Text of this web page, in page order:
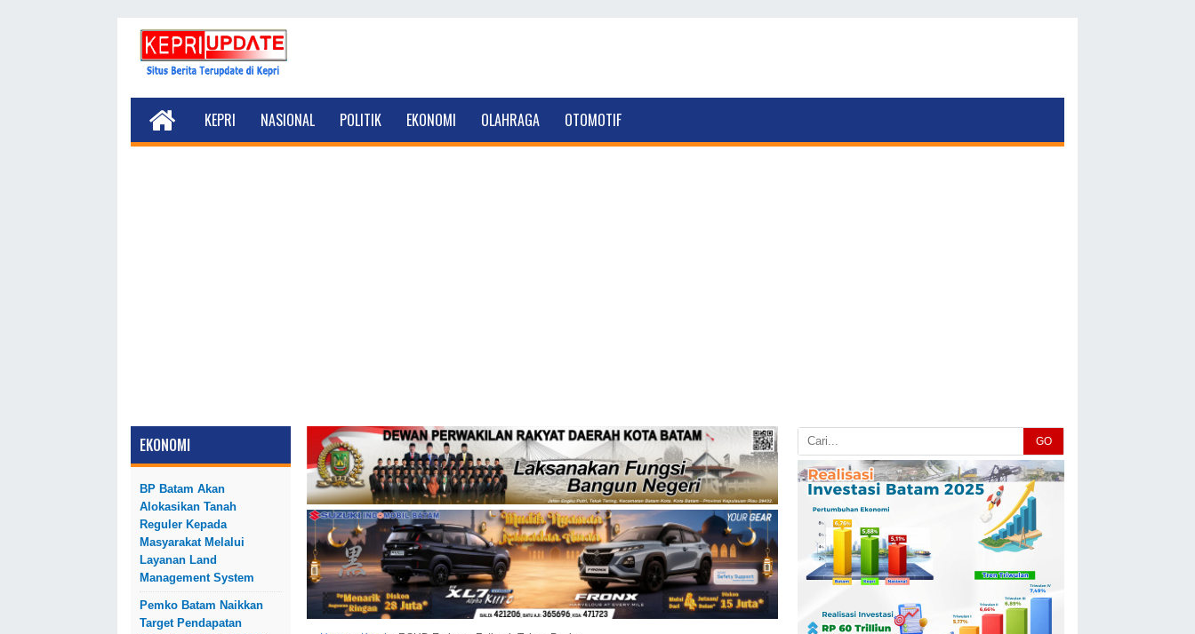
KEPRI NASIONAL POLITIK EKONOMI OLAHRAGA OTOMOTIF
EKONOMI
BP Batam Akan
Alokasikan Tanah
Reguler Kepada
Masyarakat Melalui
Layanan Land
Management System
Pemko Batam Naikkan
Target Pendapatan
GO